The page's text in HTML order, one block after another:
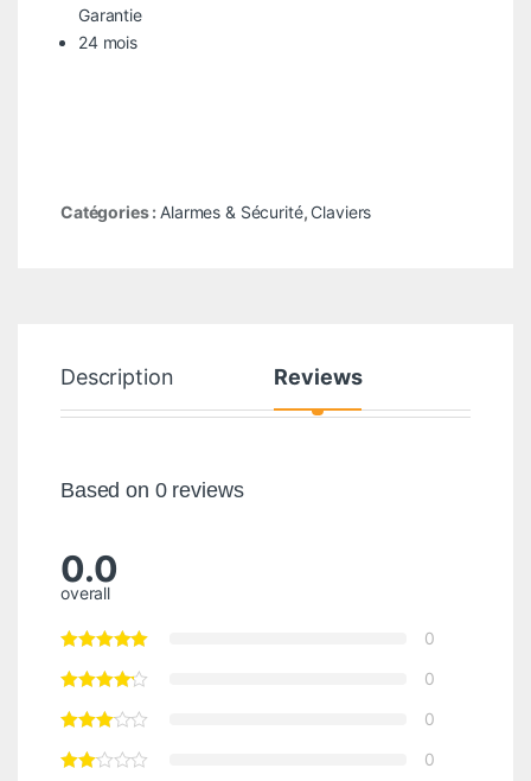
Garantie
24 mois
Catégories : Alarmes & Sécurité, Claviers
Description Reviews
Based on 0 reviews
0.0
overall
0
0
0
0